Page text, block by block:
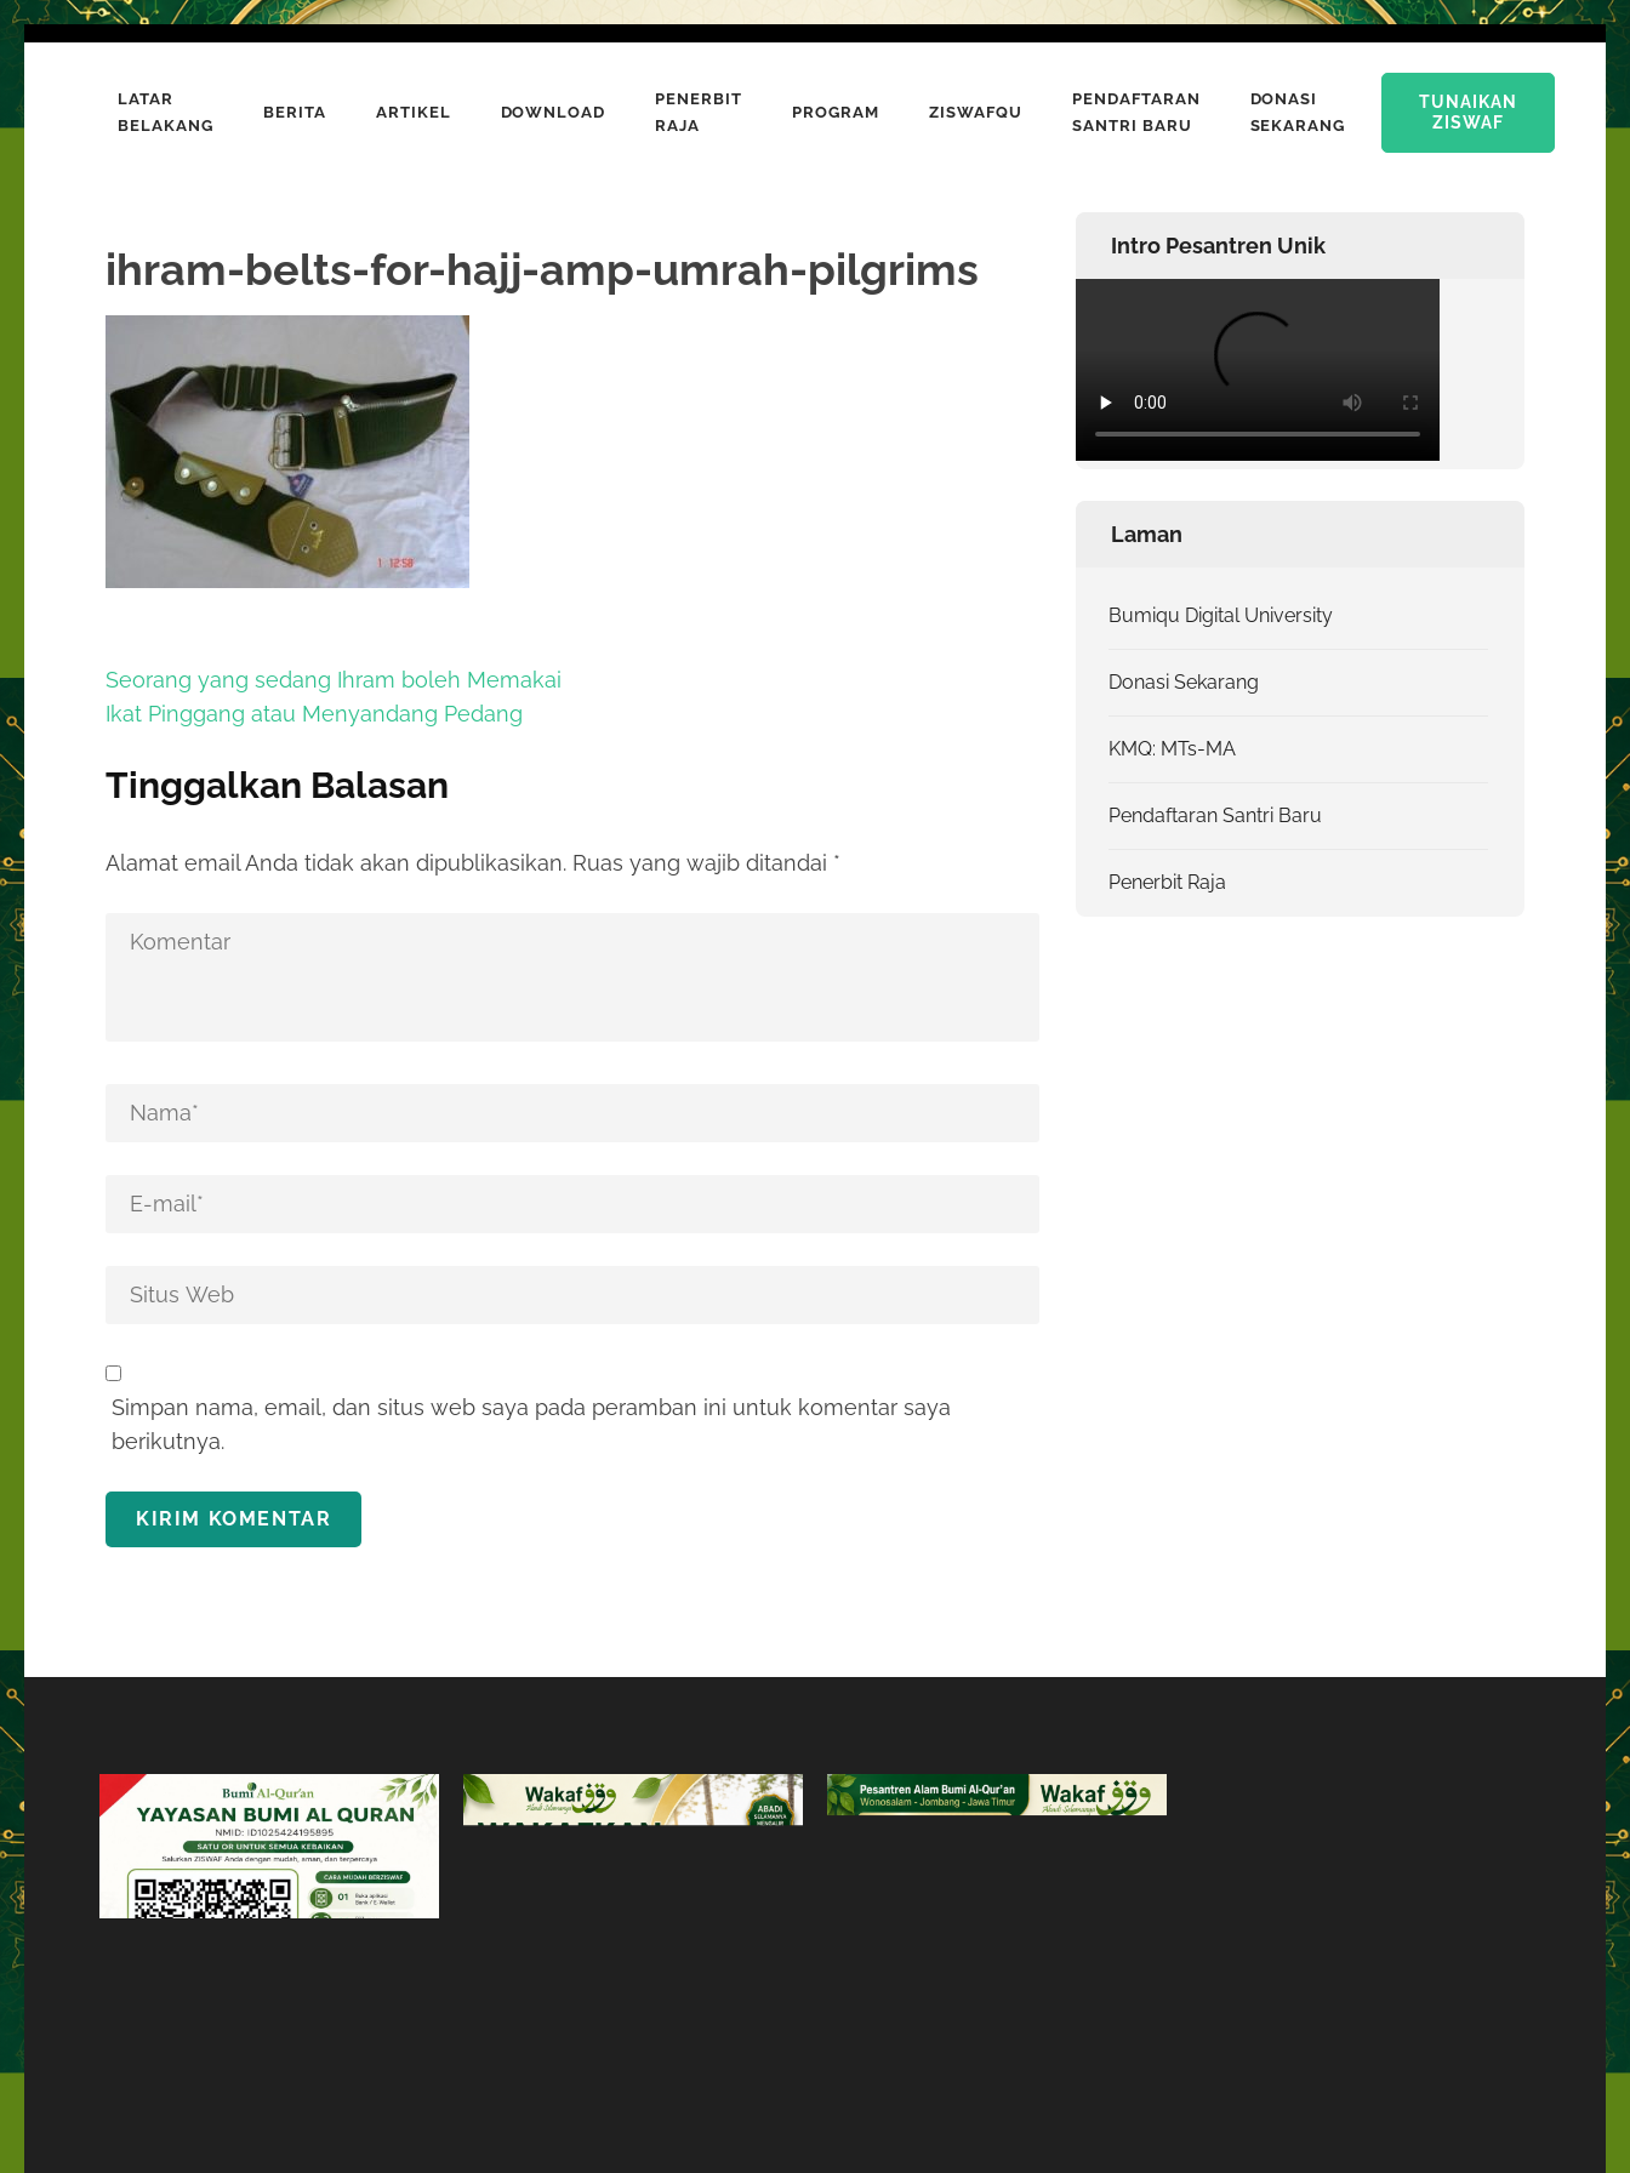
Lompat
Bumi Al-Quran
Sinergi Untuk Kebahagiaan Dunia-Akhirat
LATAR
BELAKANG
BERITA ARTIKEL DOWNLOAD
PENERBIT
RAJA
PROGRAM ZISWAFQU
PENDAFTARAN
SANTRI BARU
DONASI
SEKARANG
TUNAIKAN
ZISWAF
ihram-belts-for-hajj-amp-umrah-pilgrims
Navigasi
pos
Seorang yang sedang Ihram boleh Memakai
Ikat Pinggang atau Menyandang Pedang
Tinggalkan Balasan
Alamat email Anda tidak akan dipublikasikan. Ruas yang wajib ditandai *
Simpan nama, email, dan situs web saya pada peramban ini untuk komentar saya
berikutnya.
Intro Pesantren Unik
Laman
Bumiqu Digital University
Donasi Sekarang
KMQ: MTs-MA
Pendaftaran Santri Baru
Penerbit Raja